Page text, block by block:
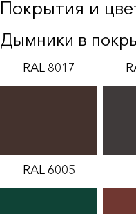
Покрытия и
Дымники в
RAL 8017
RAL 6005